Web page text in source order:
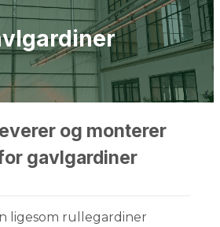
og monterer
gavlgardiner
ligesom rullegardiner